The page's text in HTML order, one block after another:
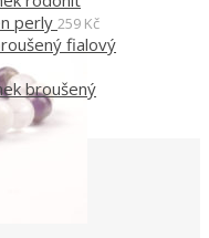
perly 259 Kč
broušený